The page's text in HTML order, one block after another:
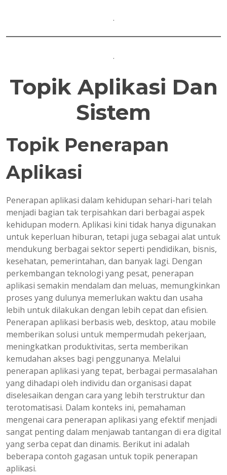
.
.
Topik Aplikasi Dan
Sistem
Topik Penerapan
Aplikasi
Penerapan aplikasi dalam kehidupan sehari-hari telah
menjadi bagian tak terpisahkan dari berbagai aspek
kehidupan modern. Aplikasi kini tidak hanya digunakan
untuk keperluan hiburan, tetapi juga sebagai alat untuk
mendukung berbagai sektor seperti pendidikan, bisnis,
kesehatan, pemerintahan, dan banyak lagi. Dengan
perkembangan teknologi yang pesat, penerapan
aplikasi semakin mendalam dan meluas, memungkinkan
proses yang dulunya memerlukan waktu dan usaha
lebih untuk dilakukan dengan lebih cepat dan efisien.
Penerapan aplikasi berbasis web, desktop, atau mobile
memberikan solusi untuk mempermudah pekerjaan,
meningkatkan produktivitas, serta memberikan
kemudahan akses bagi penggunanya. Melalui
penerapan aplikasi yang tepat, berbagai permasalahan
yang dihadapi oleh individu dan organisasi dapat
diselesaikan dengan cara yang lebih terstruktur dan
terotomatisasi. Dalam konteks ini, pemahaman
mengenai cara penerapan aplikasi yang efektif menjadi
sangat penting dalam menjawab tantangan di era digital
yang serba cepat dan dinamis. Berikut ini adalah
beberapa contoh gagasan untuk topik penerapan
aplikasi.